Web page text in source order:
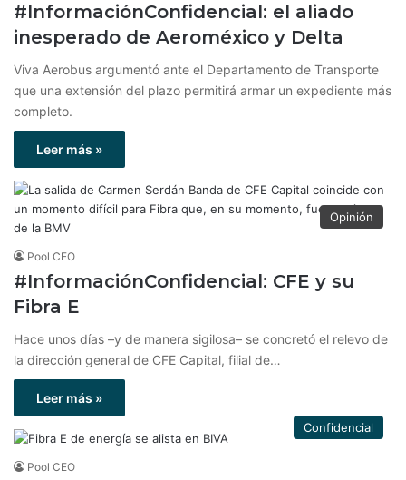
#InformaciónConfidencial: el aliado
inesperado de Aeroméxico y Delta
Viva Aerobus argumentó ante el Departamento de Transporte
que una extensión del plazo permitirá armar un expediente más
completo.
Leer más »
Opinión
Pool CEO
#InformaciónConfidencial: CFE y su
Fibra E
Hace unos días –y de manera sigilosa– se concretó el relevo de
la dirección general de CFE Capital, filial de…
Leer más »
Confidencial
Pool CEO